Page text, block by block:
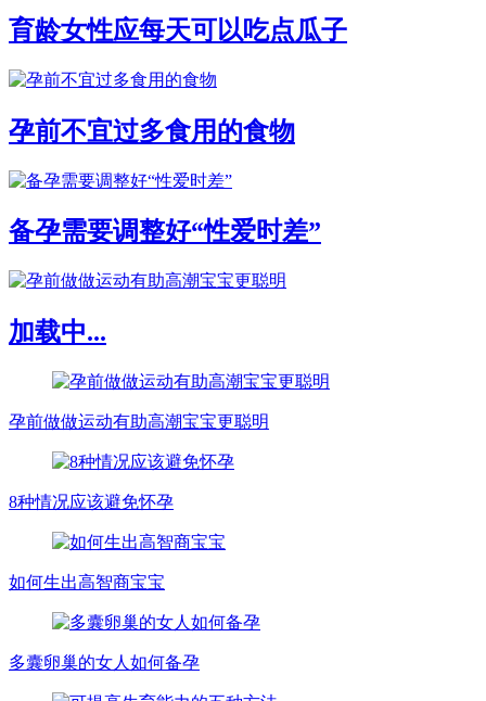
育龄女性应每天可以吃点瓜子
孕前不宜过多食用的食物
备孕需要调整好“性爱时差”
加载中...
孕前做做运动有助高潮宝宝更聪明
8种情况应该避免怀孕
如何生出高智商宝宝
多囊卵巢的女人如何备孕